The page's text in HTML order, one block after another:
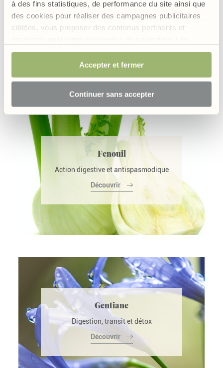
à des fins statistiques, de performance du site ainsi que
des cookies pour réaliser des campagnes publicitaires
ciblées, vous proposer des contenus pertinents et
cookies permettant d’assurer le bon fonctionnement du
site sont obligatoires et sont de ce fait exemptés de
consentement. Votre choix sera conservé pendant 6
modifier votre choix et retirer votre consentement.
Accepter et fermer
Continuer sans accepter
Agit sur l’état émotionnel
Découvrir
Fenouil
Action digestive et antispasmodique
Découvrir
Gentiane
Digestion, transit et détox
Découvrir